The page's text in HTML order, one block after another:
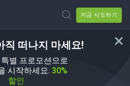
지금 시도하기
직 떠나지 마세요!
별 프로모션으로
시작하세요. 30%
할인